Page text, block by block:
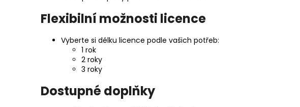
Flexibilní možnosti licence
Vyberte si délku licence podle vašich potřeb:
1 rok
2 roky
3 roky
Dostupné doplňky